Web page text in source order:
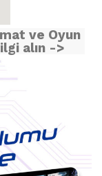
ve Oyun
alın ->